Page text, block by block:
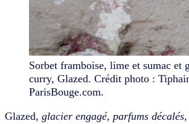
Sorbet framboise, lime et sumac et
curry, Glazed. Crédit photo :
ParisBouge.com.
Glazed, glacier engagé, parfums décalés